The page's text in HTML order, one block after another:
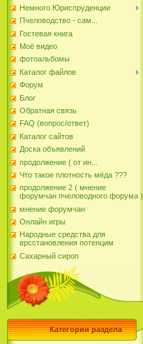
Немного Юриспруденции
Пчеловодство - сам...
Гостевая книга
Моё видео
фотоальбомы
Каталог файлов
Форум
Блог
Обратная связь
FAQ (вопрос/ответ)
Каталог сайтов
Доска объявлений
продолжение ( от ин...
Что такое плотность мёда ???
продолжение 2 ( мнение
форумчан пчеловодного форума )
мнение форумчан
Онлайн игры
Народные средства для
врсстановления потенцим
Сахарный сироп
Категории раздела